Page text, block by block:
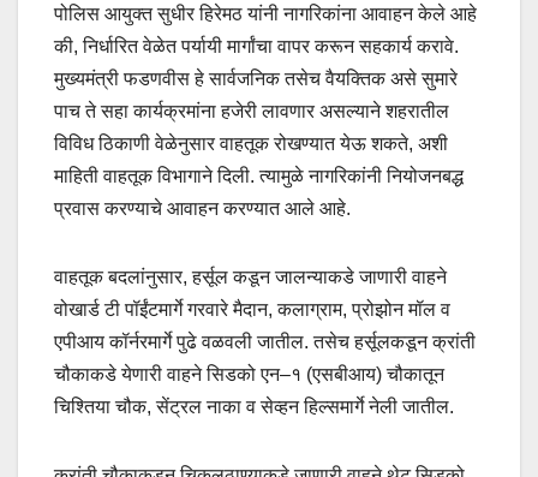
पोलिस आयुक्त सुधीर हिरेमठ यांनी नागरिकांना आवाहन केले आहे
की, निर्धारित वेळेत पर्यायी मार्गांचा वापर करून सहकार्य करावे.
मुख्यमंत्री फडणवीस हे सार्वजनिक तसेच वैयक्तिक असे सुमारे
पाच ते सहा कार्यक्रमांना हजेरी लावणार असल्याने शहरातील
विविध ठिकाणी वेळेनुसार वाहतूक रोखण्यात येऊ शकते, अशी
माहिती वाहतूक विभागाने दिली. त्यामुळे नागरिकांनी नियोजनबद्ध
प्रवास करण्याचे आवाहन करण्यात आले आहे.
वाहतूक बदलांनुसार, हर्सूल कडून जालन्याकडे जाणारी वाहने
वोखार्ड टी पॉईंटमार्गे गरवारे मैदान, कलाग्राम, प्रोझोन मॉल व
एपीआय कॉर्नरमार्गे पुढे वळवली जातील. तसेच हर्सूलकडून क्रांती
चौकाकडे येणारी वाहने सिडको एन–१ (एसबीआय) चौकातून
चिश्तिया चौक, सेंट्रल नाका व सेव्हन हिल्समार्गे नेली जातील.